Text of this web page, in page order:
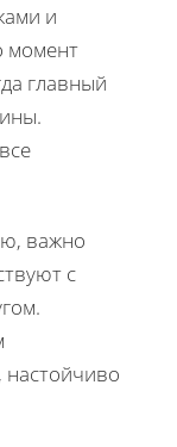
и
момент
главный
важно
с
настойчиво